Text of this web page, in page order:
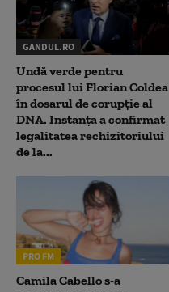
GANDUL.RO
Undă verde pentru
procesul lui Florian Coldea
în dosarul de corupție al
DNA. Instanța a confirmat
legalitatea rechizitoriului
de la...
PRO FM
Camila Cabello s-a